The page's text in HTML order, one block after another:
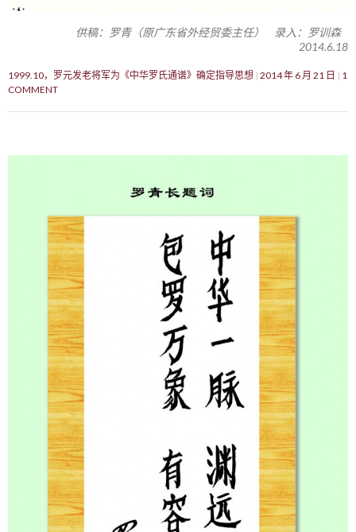
供稿：罗青（原广东省外经贸委主任） 录入：罗训森
2014.6.18
1999.10，罗元发老将军为《中华罗氏通谱》确定指导思想 2014 年 6 月 21 日
1
COMMENT